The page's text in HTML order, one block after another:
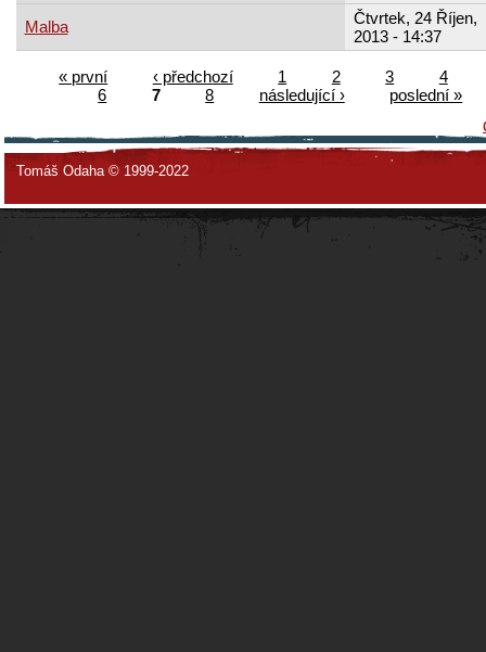
Malba
Čtvrtek, 24 Říjen,
2013 - 14:37
« první ‹ předchozí 1 2 3
4
6
7 8 následující ›
poslední »
Tomáš Odaha © 1999-2022